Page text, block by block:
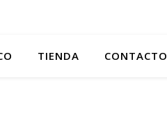
TIENDA CONTACTO